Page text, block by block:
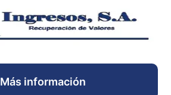
Más información